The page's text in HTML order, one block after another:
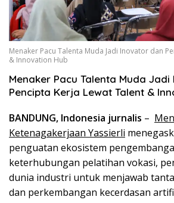
Menaker Pacu Talenta Muda Jadi Inovator dan
& Innovation Hub
Menaker Pacu Talenta Muda
Pencipta Kerja Lewat Talent &
BANDUNG, Indonesia jurnalis –
Ketenagakerjaan Yassierli
penguatan ekosistem
keterhubungan pelatihan vokasi,
dunia industri untuk menjawab
dan perkembangan kecerdasan